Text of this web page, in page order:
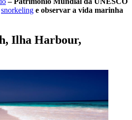
snorkeling e observar a vida marinha
Ilha Harbour,